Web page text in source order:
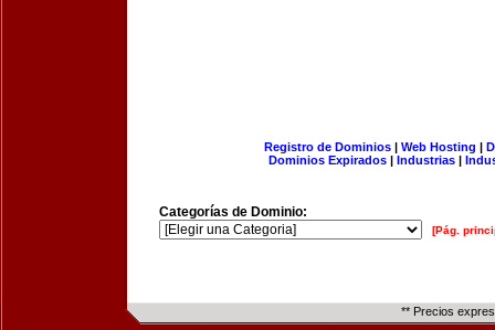
Registro de Dominios| Web Hosting |
Dominios Expirados | Industrias |
Categorías de Dominio:
[Pág.
** Precios